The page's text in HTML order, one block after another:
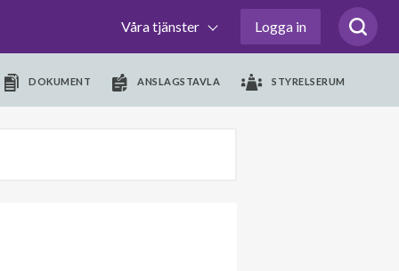
Våra tjänster Logga in
DOKUMENT ANSLAGSTAVLA STYRELSERUM